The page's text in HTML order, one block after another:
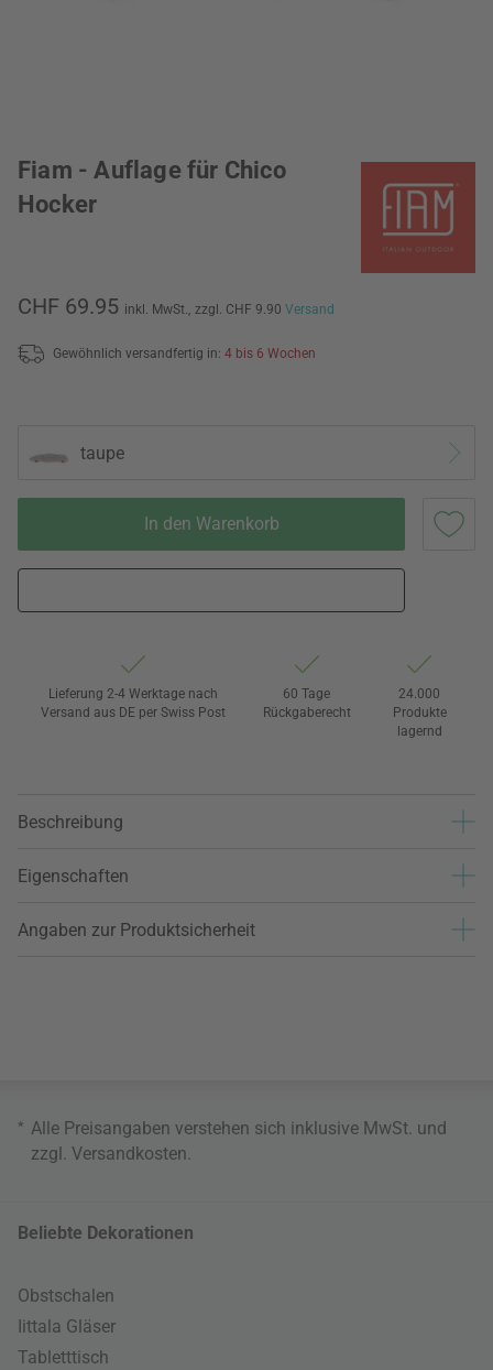
Fiam - Auflage für Chico
Hocker
CHF 69.95 inkl. MwSt., zzgl. CHF 9.90 Versand
Gewöhnlich versandfertig in: 4 bis 6 Wochen
taupe
In den Warenkorb
Lieferung 2-4 Werktage nach
Versand aus DE per Swiss Post
60 Tage
Rückgaberecht
24.000
Produkte
lagernd
Beschreibung
Eigenschaften
Angaben zur Produktsicherheit
* Alle Preisangaben verstehen sich inklusive MwSt. und
zzgl. Versandkosten.
Beliebte Dekorationen
Obstschalen
Iittala Gläser
Tabletttisch